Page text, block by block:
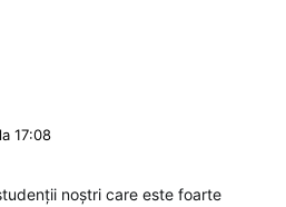
17:08
noștri care este foarte